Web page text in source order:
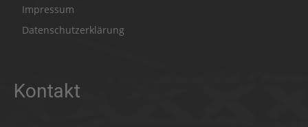
Impressum
Datenschutzerklärung
Kontakt